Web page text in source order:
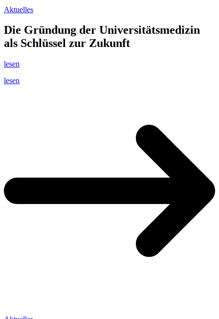
Aktuelles
Die Gründung der Universitätsmedizin
als Schlüssel zur Zukunft
lesen
lesen